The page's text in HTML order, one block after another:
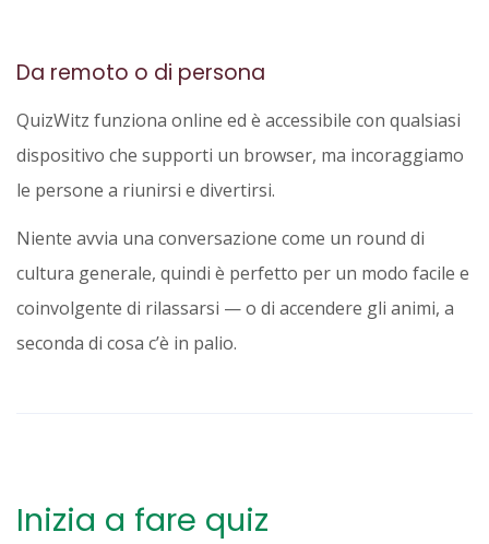
Da remoto o di persona
QuizWitz funziona online ed è accessibile con qualsiasi
dispositivo che supporti un browser, ma incoraggiamo
le persone a riunirsi e divertirsi.
Niente avvia una conversazione come un round di
cultura generale, quindi è perfetto per un modo facile e
coinvolgente di rilassarsi — o di accendere gli animi, a
seconda di cosa c’è in palio.
Inizia a fare quiz